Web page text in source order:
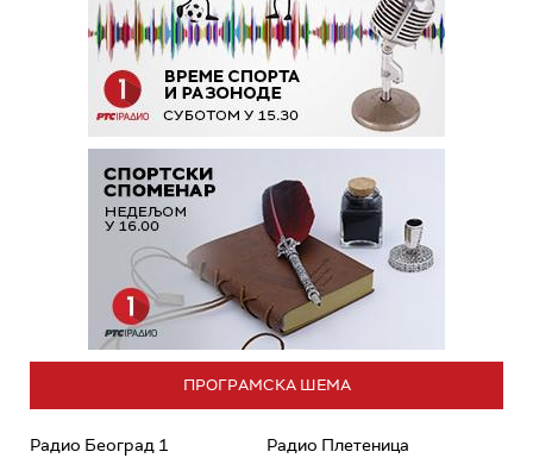
ПРОГРАМСКА ШЕМА
Радио Београд 1 Радио Плетеница